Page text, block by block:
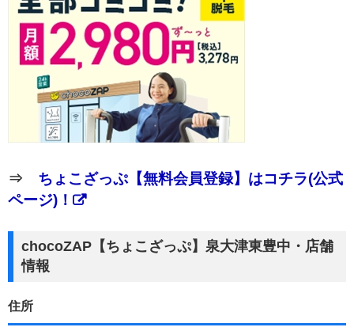
⇒ ちょこざっぷ【無料会員登録】はコチラ(公式
ページ)！
chocoZAP【ちょこざっぷ】泉大津東豊中・店舗
情報
住所